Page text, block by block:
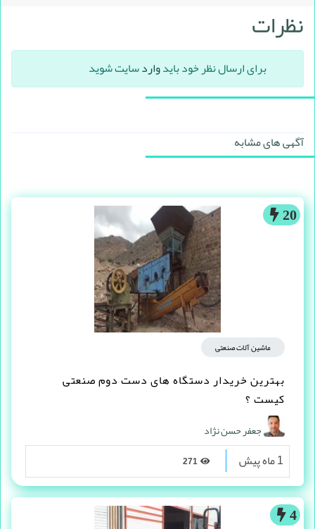
نظرات
برای ارسال نظر خود بایدواردسایت شوید
آگهی های مشابه
20
ماشین آلات صنعتی
بهترین خریدار دستگاه های دست دوم صنعتی
کیست ؟
جعفر حسن نژاد
1 ماه پیش
4